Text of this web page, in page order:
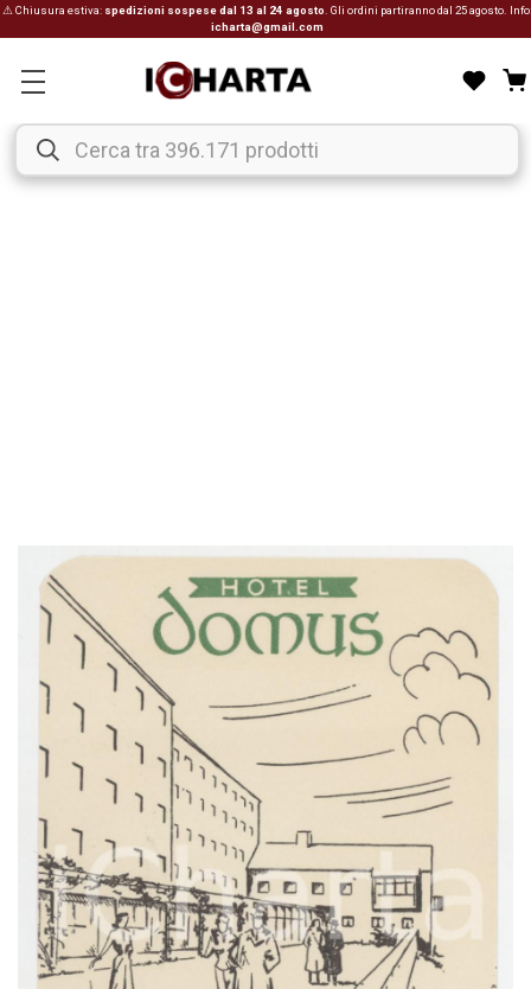
⚠ Chiusura estiva: spedizioni sospese dal 13 al 24 agosto . Gli ordini partiranno dal 25 agosto. Info:
icharta@gmail.com